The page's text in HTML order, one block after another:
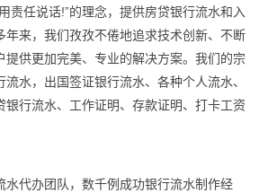
责任说话!”的理念，提供房贷银行流水和入
年来，我们孜孜不倦地追求技术创新、不断
提供更加完美、专业的解决方案。我们的宗
水，出国签证银行流水、各种个人流水、
银行流水、工作证明、存款证明、打卡工资
水代办团队，数千例成功银行流水制作经